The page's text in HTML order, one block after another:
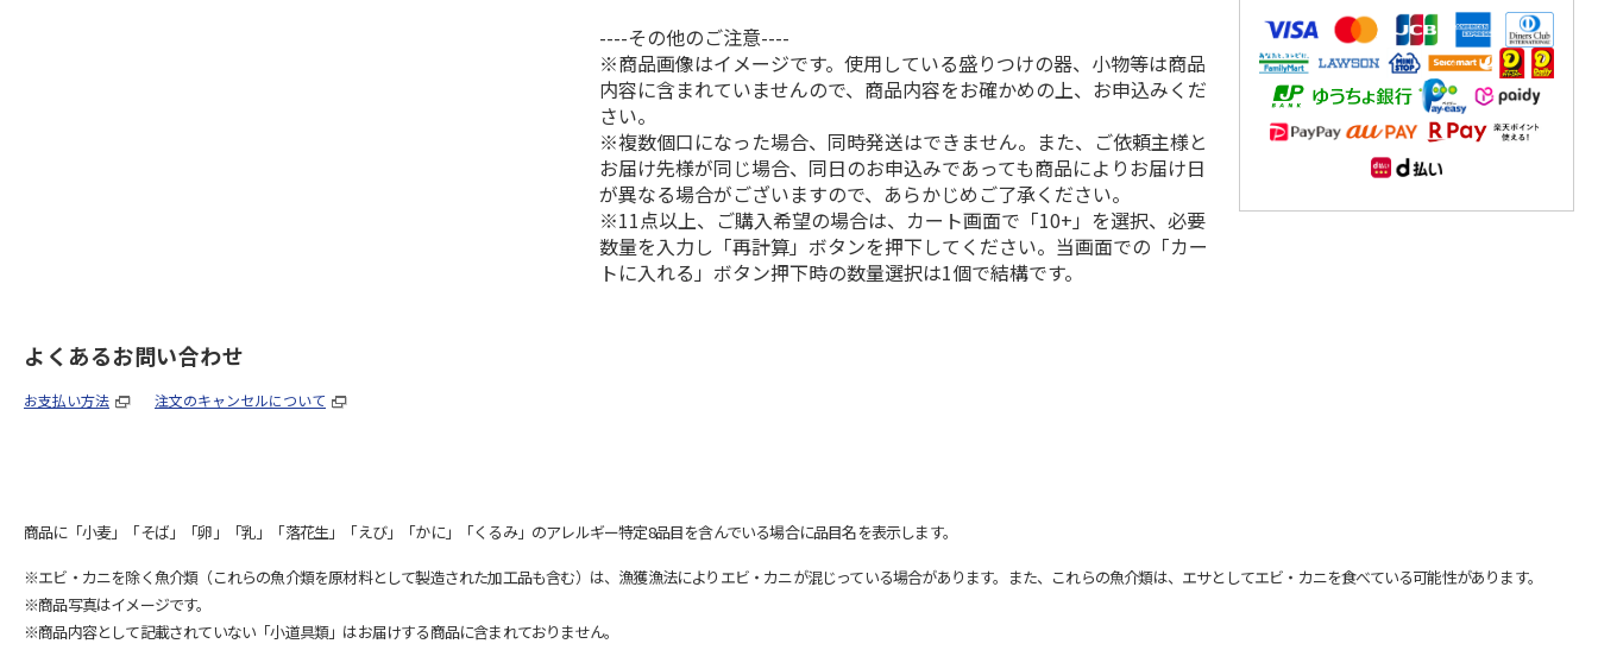
----その他のご注意----
※商品画像はイメージです。使用している盛りつけの器、小物等は商品
内容に含まれていませんので、商品内容をお確かめの上、お申込みくだ
さい。
※複数個口になった場合、同時発送はできません。また、ご依頼主様と
お届け先様が同じ場合、同日のお申込みであっても商品によりお届け日
が異なる場合がございますので、あらかじめご了承ください。
※11点以上、ご購入希望の場合は、カート画面で「10+」を選択、必要
数量を入力し「再計算」ボタンを押下してください。当画面での「カー
トに入れる」ボタン押下時の数量選択は1個で結構です。
よくあるお問い合わせ
お支払い方法 注文のキャンセルについて
商品に「小麦」「そば」「卵」「乳」「落花生」「えび」「かに」「くるみ」のアレルギー特定8品目を含んでいる場合に品目名を表示します。
※エビ・カニを除く魚介類（これらの魚介類を原材料として製造された加工品も含む）は、漁獲漁法によりエビ・カニが混じっている場合があります。また、これらの魚介類は、エサとしてエビ・カニを食べている可能性があります。
※商品写真はイメージです。
※商品内容として記載されていない「小道具類」はお届けする商品に含まれておりません。